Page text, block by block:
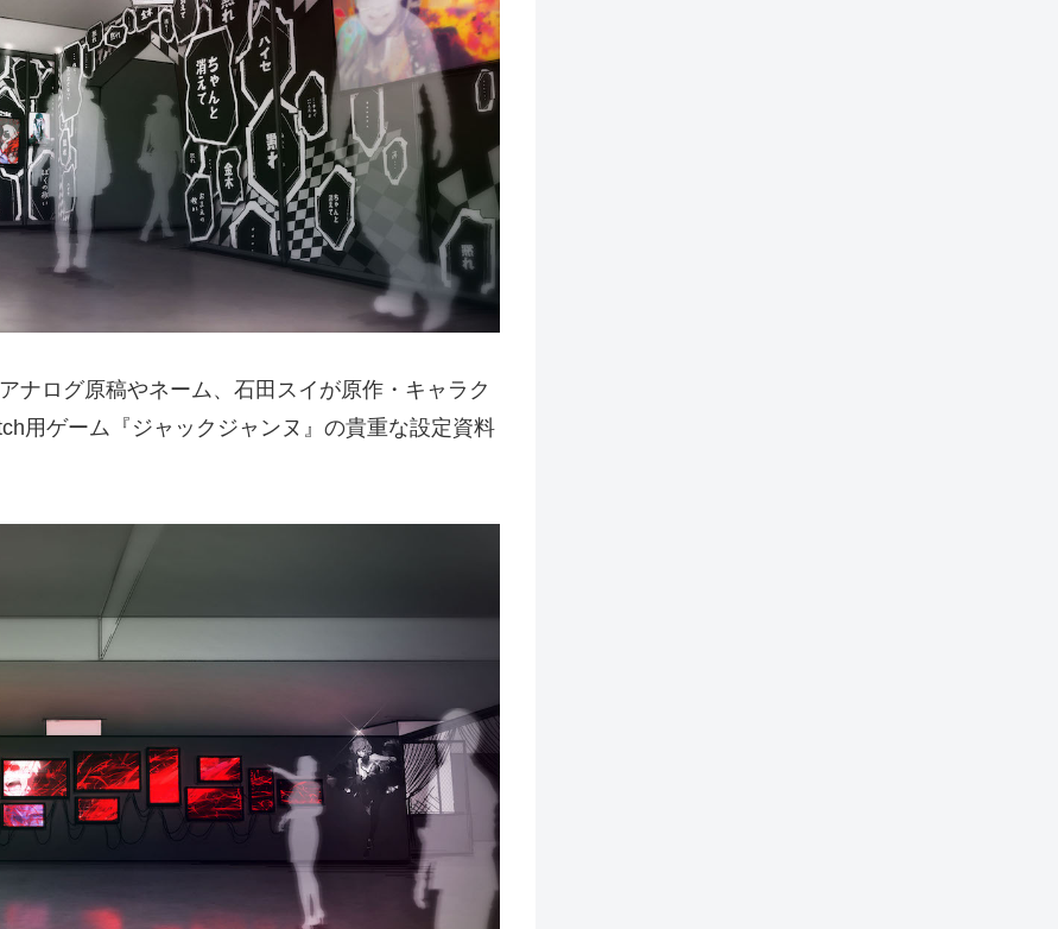
ナログ原稿やネーム、石田スイが原作・キャラク
用ゲーム『ジャックジャンヌ』の貴重な設定資料